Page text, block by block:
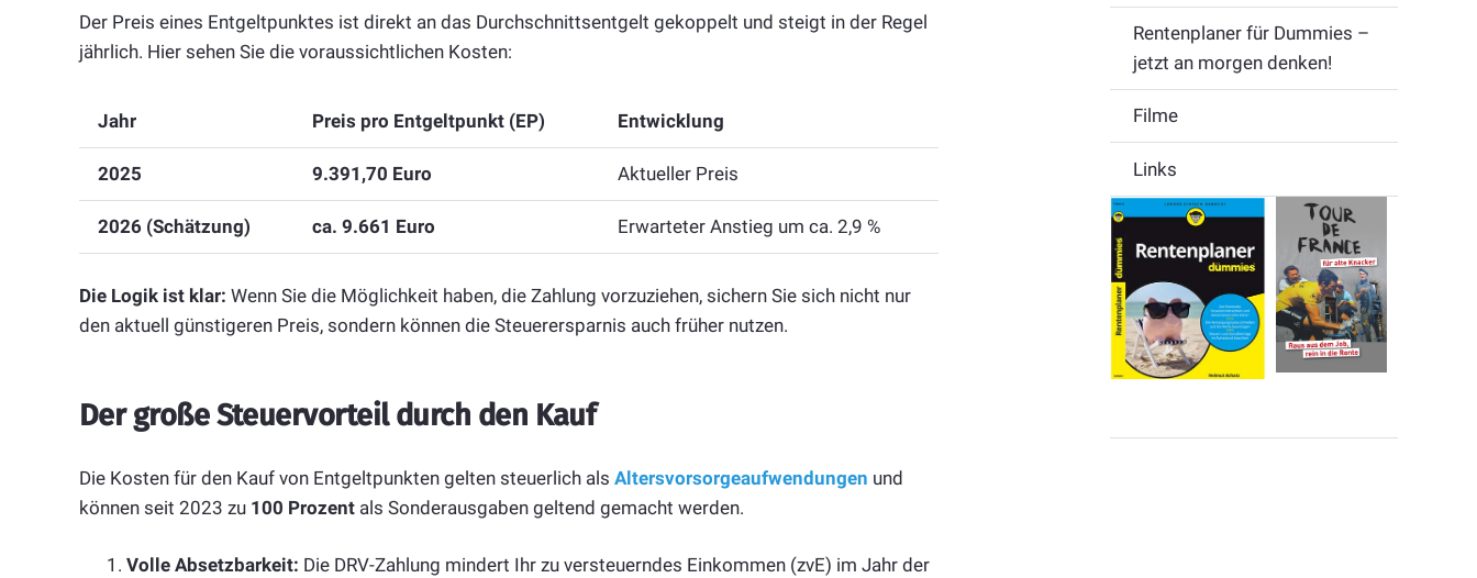
Der Preis eines Entgeltpunktes ist direkt an das Durchschnittsentgelt gekoppelt und steigt in der Regel
jährlich. Hier sehen Sie die voraussichtlichen Kosten:
Jahr Preis pro Entgeltpunkt (EP) Entwicklung
2025 9.391,70 Euro Aktueller Preis
2026 (Schätzung) ca. 9.661 Euro Erwarteter Anstieg um ca. 2,9 %
Die Logik ist klar: Wenn Sie die Möglichkeit haben, die Zahlung vorzuziehen, sichern Sie sich nicht nur
den aktuell günstigeren Preis, sondern können die Steuerersparnis auch früher nutzen.
Der große Steuervorteil durch den Kauf
Die Kosten für den Kauf von Entgeltpunkten gelten steuerlich als Altersvorsorgeaufwendungen und
können seit 2023 zu 100 Prozent als Sonderausgaben geltend gemacht werden.
Volle Absetzbarkeit: Die DRV-Zahlung mindert Ihr zu versteuerndes Einkommen (zvE) im Jahr der
Rentenplaner für Dummies –
jetzt an morgen denken!
Filme
Links